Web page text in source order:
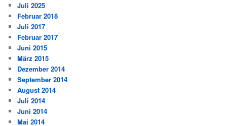
Juli 2025
Februar 2018
Juli 2017
Februar 2017
Juni 2015
März 2015
Dezember 2014
September 2014
August 2014
Juli 2014
Juni 2014
Mai 2014